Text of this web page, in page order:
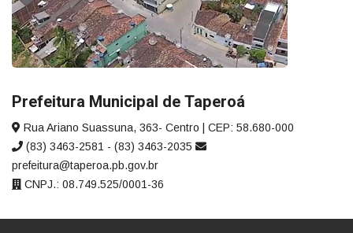
Prefeitura Municipal de Taperoá
Rua Ariano Suassuna, 363- Centro | CEP: 58.680-000
(83) 3463-2581 - (83) 3463-2035
prefeitura@taperoa.pb.gov.br
CNPJ.: 08.749.525/0001-36